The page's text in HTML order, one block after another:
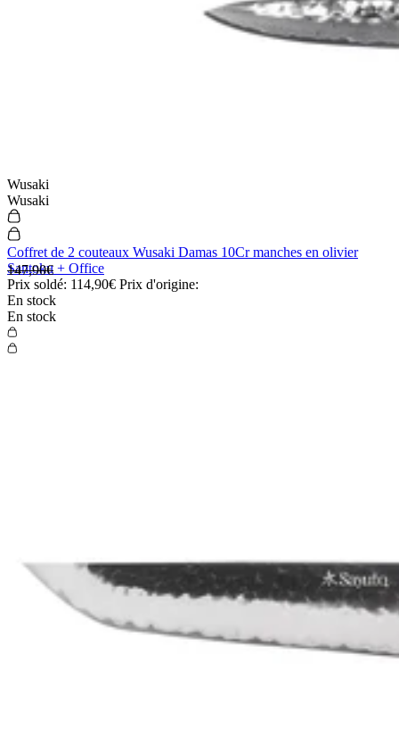
Wusaki
Wusaki
Coffret de 2 couteaux Wusaki Damas 10Cr manches en olivier
Santoku + Office
Prix soldé: 114,90€ Prix d'origine:
147,90€
En stock
En stock